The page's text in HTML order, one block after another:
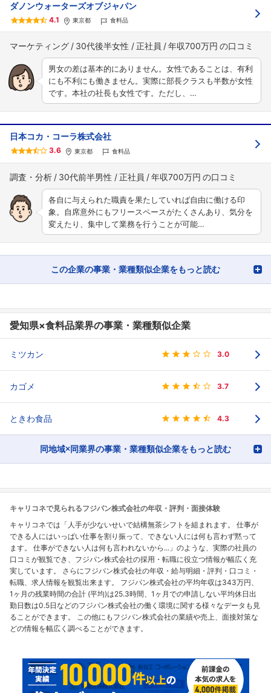
ダノンウォーターズオブジャパン
4.1 東京都 食料品
マーケティング 30代後半女性 正社員 年収700万円
男女の差は基本的にありません。女性であることは、有利
にも不利にも働きません。実際に部長クラスも半数が女性
です。本社の社長も女性です。ただし、…
日本コカ・コーラ株式会社
3.6 東京都 食料品
調査・分析 30代前半男性 正社員 年収700万円
各自に与えられた職責を果たしていれば自由に働ける印
象。自席意外にもフリースペースがたくさんあり、気分を
変えたり、集中して業務を行うことが可能…
この企業の事業・業種類似企業をもっと読む
愛知県×食料品業界の事業・業種類似企業
ミツカン 3.0
カゴメ 3.7
ときわ食品 4.3
同地域×同業界の事業・業種類似企業をもっと読む
キャリコネで見られるフジパン株式会社の年収・評判・面接体験
キャリコネでは「人手が少ないせいで結構無茶シフトを組まれます。 仕事が
できる人にはいっぱい仕事を割り振って、できない人には何も言わず黙って
ます。 仕事ができない人は何も言われないから...」のような、実際の社員の
口コミが観覧でき、フジパン株式会社の採用・転職に役立つ情報が幅広く充
実しています。 さらにフジパン株式会社の年収・給与明細・評判・口コミ・
転職、求人情報を観覧出来ます。 フジパン株式会社の平均年収は343万円、
1ヶ月の残業時間の合計 (平均)は25.3時間、1ヶ月での申請しない平均休日出
勤日数は0.5日などのフジパン株式会社の働く環境に関する様々なデータも見
ることができます。 この他にもフジパン株式会社の業績や売上、面接対策な
どの情報を幅広く調べることができます。